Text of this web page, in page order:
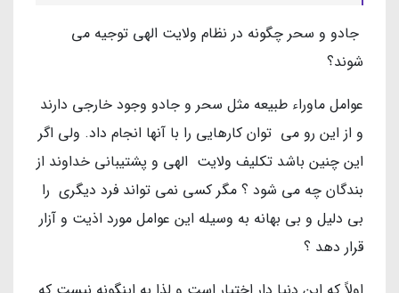
جادو و سحر چگونه در نظام ولایت الهی توجیه می
شوند؟
عوامل ماوراء طبیعه مثل سحر و جادو وجود خارجی دارند
و از این رو می توان کارهایی را با آنها انجام داد. ولی اگر
این چنین باشد تکلیف ولایت الهی و پشتیبانی خداوند از
بندگان چه می شود ؟ مگر کسی نمی تواند فرد دیگری را
بی دلیل و بی بهانه به وسیله این عوامل مورد اذیت و آزار
قرار دهد ؟